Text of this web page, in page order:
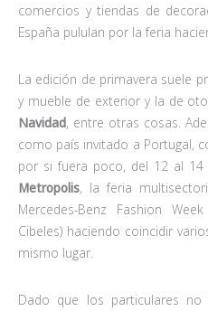
comercios y tiendas de
España pululan por la feria
La edición de primavera suele
y mueble de exterior y la de
Navidad, entre otras cosas.
como país invitado a Portugal,
por si fuera poco, del 12 al
Metropolis, la feria
Mercedes-Benz Fashion
Cibeles) haciendo coincidir
mismo lugar.
Dado que los particulares